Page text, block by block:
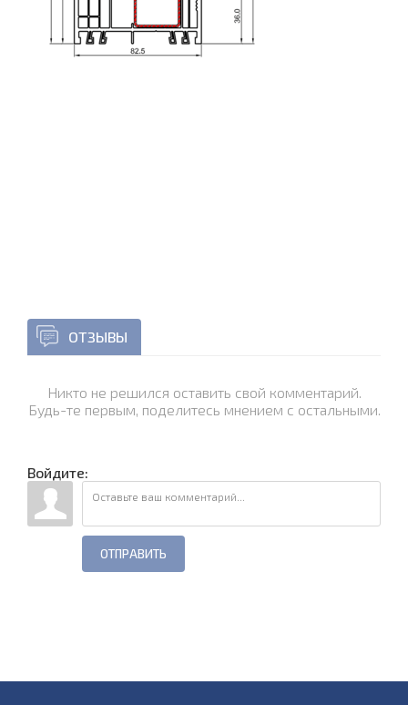
ОТЗЫВЫ
Никто не решился оставить свой комментарий.
Будь-те первым, поделитесь мнением с остальными.
Войдите:
ОТПРАВИТЬ